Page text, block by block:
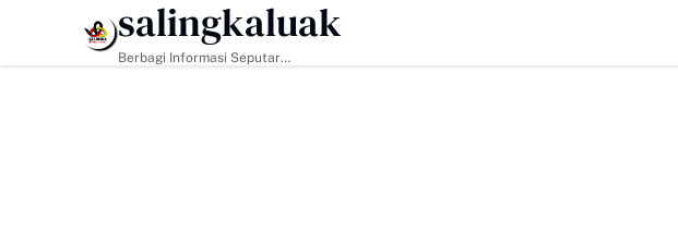
HEADLINE
salingkaluak
Berbagi Informasi Seputar